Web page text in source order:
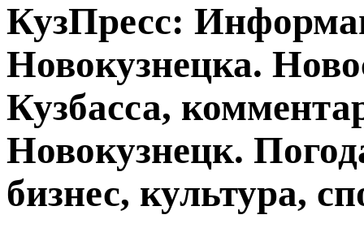
КузПресс:
Новокузнецка.
Кузбасса,
Новокузнецк.
бизнес, культура,